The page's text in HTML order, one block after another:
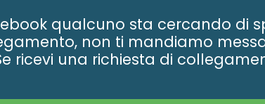
qualcuno sta cercando di
non ti mandiamo
ricevi una richiesta di